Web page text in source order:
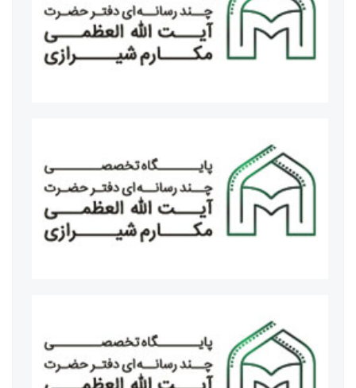
حجت الاسلام و المسلمین اژه ای رئیس قوه قضائیه
جناب آقای پیمان جبلی رئیس سازمان صدا و سیما